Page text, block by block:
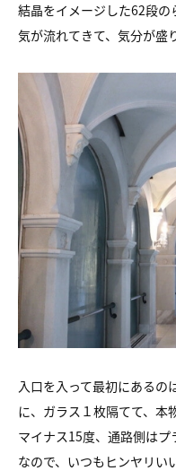
結晶をイメージした62段
気が流れてきて、気分が盛
入口を入って最初にあるの
に、ガラス１枚隔てて、本
マイナス15度、通路側は
なので、いつもヒンヤリい